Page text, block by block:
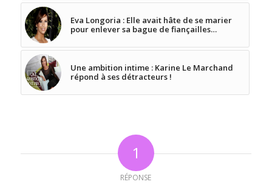
Eva Longoria : Elle avait hâte de se marier
pour enlever sa bague de fiançailles…
Une ambition intime : Karine Le Marchand
répond à ses détracteurs !
1
RÉPONSE